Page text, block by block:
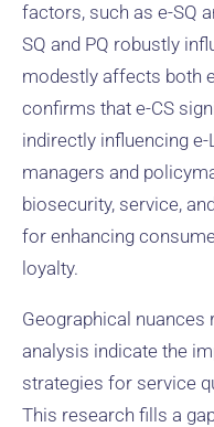
factors, such as e-SQ
SQ and PQ robustly
modestly affects both
confirms that e-CS
indirectly influencing e-
managers and
biosecurity, service,
for enhancing
loyalty.
Geographical
analysis indicate the
strategies for service
This research fills a